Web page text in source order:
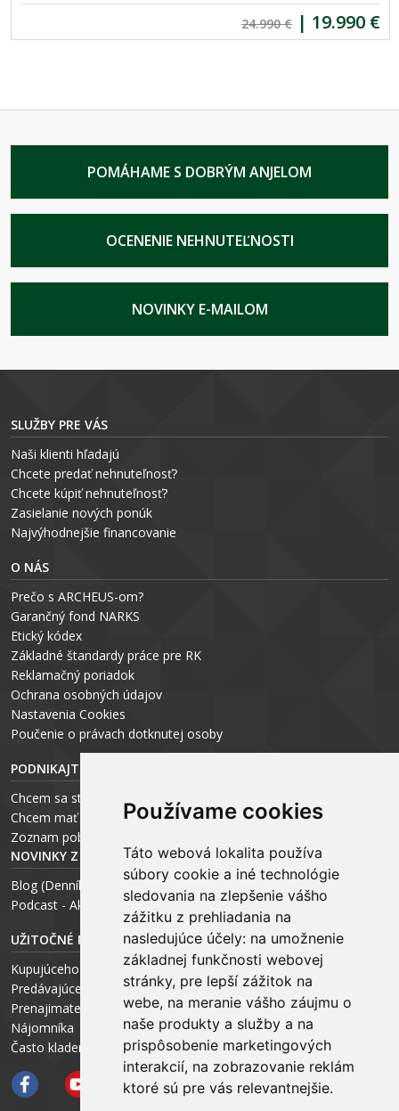
Používame cookies
Táto webová lokalita používa
súbory cookie a iné technológie
sledovania na zlepšenie vášho
zážitku z prehliadania na
nasledujúce účely: na umožnenie
základnej funkčnosti webovej
stránky, pre lepší zážitok na
webe, na meranie vášho záujmu o
naše produkty a služby a na
prispôsobenie marketingových
interakcií, na zobrazovanie reklám
ktoré sú pre vás relevantnejšie.
24.990 € | 19.990 €
POMÁHAME S DOBRÝM ANJELOM
OCENENIE NEHNUTEĽNOSTI
NOVINKY E-MAILOM
SLUŽBY PRE VÁS
Naši klienti hľadajú
Chcete predať nehnuteľnosť?
Chcete kúpiť nehnuteľnosť?
Zasielanie nových ponúk
Najvýhodnejšie financovanie
O NÁS
Prečo s ARCHEUS-om?
Garančný fond NARKS
Etický kódex
Základné štandardy práce pre RK
Reklamačný poriadok
Ochrana osobných údajov
Nastavenia Cookies
Poučenie o právach dotknutej osoby
PODNIKAJTE S ARCHEUS-OM
Chcem sa stať realitným odborníkom
Chcem mať vlastnú kanceláriu
Zoznam pobočiek
NOVINKY Z MÉDIÍ
Blog (Denník N a Trend) – R. Štalmach
Podcast - Ako začínal ARCHEUS - R. Štalmach / CEO
UŽITOČNÉ RADY PRE
Kupujúceho
Predávajúceho
Prenajimateľa
Nájomníka
Často kladené otázky FAQ